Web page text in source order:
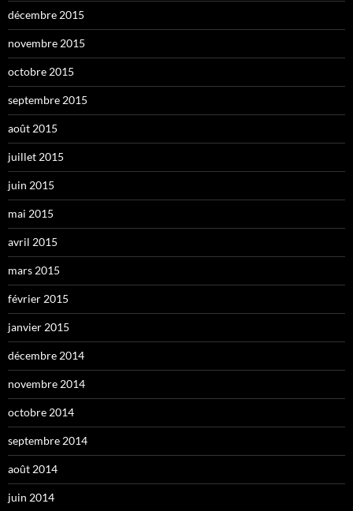
décembre 2015
novembre 2015
octobre 2015
septembre 2015
août 2015
juillet 2015
juin 2015
mai 2015
avril 2015
mars 2015
février 2015
janvier 2015
décembre 2014
novembre 2014
octobre 2014
septembre 2014
août 2014
juin 2014